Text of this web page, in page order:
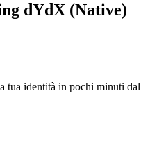
dYdX (Native)
tua identità in pochi minuti dal